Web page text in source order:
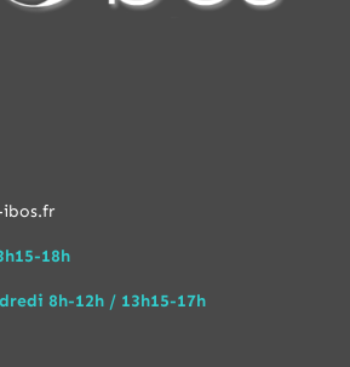
ibos.fr
18h
8h-12h / 13h15-17h